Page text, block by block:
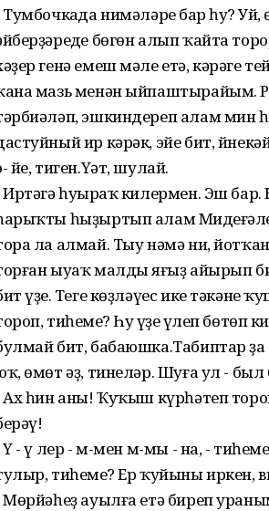
Тумбочкаңда нимәләрең бар һуң?
бөгөн алып ҡайта
генә емеш мәле етә, кәрәге
мазь менән ыйпаштырайым.
эшкиндереп алам мин
ир кәрәк, эйе бит,
йе, тиген.Үәт, шулай.
Иртәгә һуңыраҡ килермен. Эш
һыҙыртып алам
ла алмай. Тыу нәмә ни,
ыуаҡ малды яңғыҙ айырып
үҙең. Теге көҙләүес ике
тиһеңме? Һуң үҙең үлеп
бит, бабаюшка.Табиптар
өмөт әҙ, тинеләр. Шуға ул -
Ах һин аны! Ҡуҡыш күрһәтеп
Ү - ү лер - м-мен м-мы - на, -
тиһеңме? Ер ҡуйыны иркен,
Мөрйәһеҙ ауылға етә биреп